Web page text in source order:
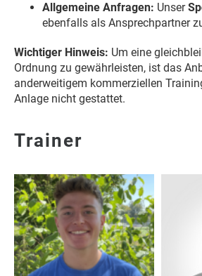
Allgemeine Anfragen: Unser
ebenfalls als Ansprechpartner
Wichtiger Hinweis: Um eine
Ordnung zu gewährleisten, ist das
anderweitigem kommerziellen
Anlage nicht gestattet.
Trainer